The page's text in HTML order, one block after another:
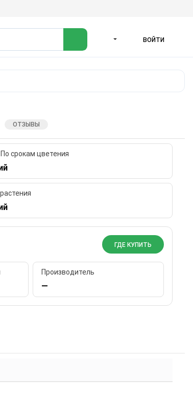
ВОЙТИ
ОТЗЫВЫ
По срокам цветения
ГДЕ КУПИТЬ
Производитель
—